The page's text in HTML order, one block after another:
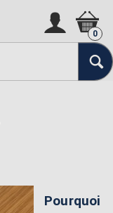
0
Pourquoi